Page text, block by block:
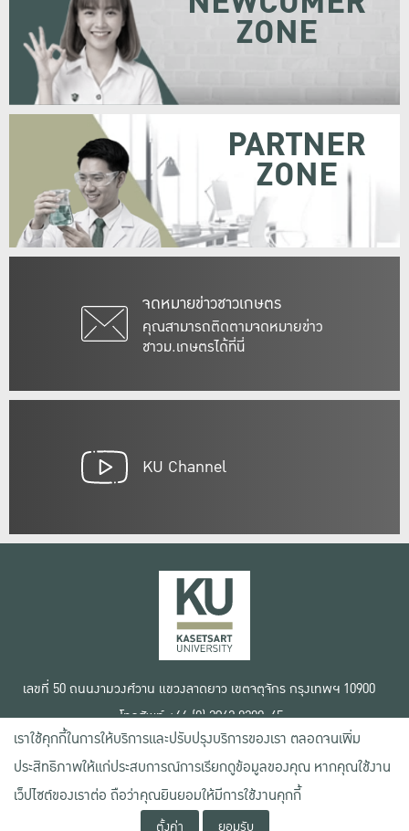
จดหมายข่าวชาวเกษตร
คุณสามารถติดตามจดหมายข่าว
ชาวม.เกษตรได้ที่นี่
ZONE
PARTNER
ZONE
KU Channel
เลขที่ 50 ถนนงามวงศ์วาน แขวงลาดยาว เขตจตุจักร กรุงเทพฯ 10900
โทรศัพท์ +66 (0) 2942 8200-45
สงวนลิขสิทธิ์ © 2020 มหาวิทยาลัยเกษตรศาสตร์
เงื่อนไขการใช้งานเว็บไซต์
ข้อตกลงด้านสิทธิ์ใช้งาน
นโยบายความเป็นส่วนตัว
เราใช้คุกกี้ในการให้บริการและปรับปรุงบริการของเรา ตลอดจนเพิ่ม
ประสิทธิภาพให้แก่ประสบการณ์การเรียกดูข้อมูลของคุณ หากคุณใช้งาน
เว็ปไซต์ของเราต่อ ถือว่าคุณยินยอมให้มีการใช้งานคุกกี้